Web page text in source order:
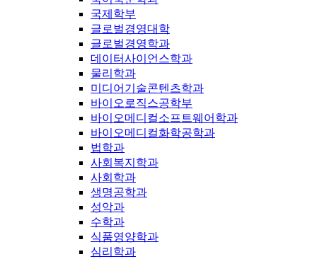
국제학부
글로벌경영대학
글로벌경영학과
데이터사이언스학과
물리학과
미디어기술콘텐츠학과
바이오로직스공학부
바이오메디컬소프트웨어학과
바이오메디컬화학공학과
법학과
사회복지학과
사회학과
생명공학과
성악과
수학과
식품영양학과
심리학과